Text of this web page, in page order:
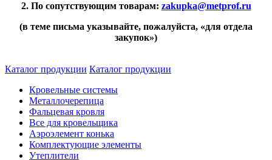
2. По сопутствующим товарам: zakupka@metprof.ru
(в теме письма указывайте, пожалуйста, «для отдела
закупок»)
Каталог продукции Каталог продукции
Кровельные системы
Металлочерепица
Фальцевая кровля
Все для кровельщика
Аэроэлемент конька
Комплектующие элементы
Утеплители